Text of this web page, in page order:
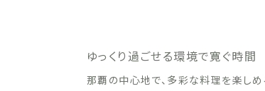
ゆっくり過ごせる環境で寛ぐ時間
那覇の中心地で、多彩な料理を楽しめ